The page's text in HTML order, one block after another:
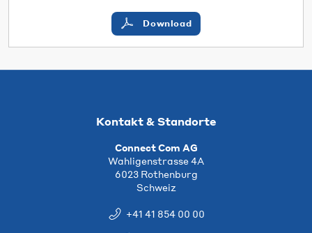
Download
Kontakt & Standorte
Connect Com AG
Wahligenstrasse 4A
6023 Rothenburg
Schweiz
+41 41 854 00 00